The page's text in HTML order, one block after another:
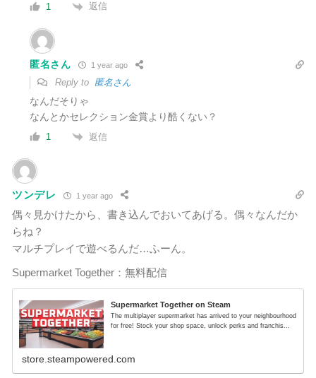
1 返信
匿名さん 1 year ago
Reply to 匿名さん
なんだそりゃ
なんとかセレクション金賞より酷くない？
1 返信
ツンデレ 1 year ago
偶々見かけたから、書き込んでおいてあげる。偶々なんだか
らね？
マルチプレイで遊べるんだ…ふーん。
Supermarket Together：無料配信
Supermarket Together on Steam
The multiplayer supermarket has arrived to your neighbourhood
for free! Stock your shop space, unlock perks and franchis...
store.steampowered.com